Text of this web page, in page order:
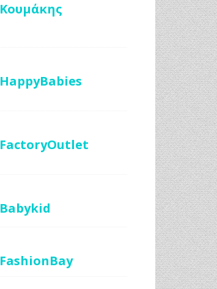
Κουμάκης
HappyBabies
FactoryOutlet
Babykid
FashionBay